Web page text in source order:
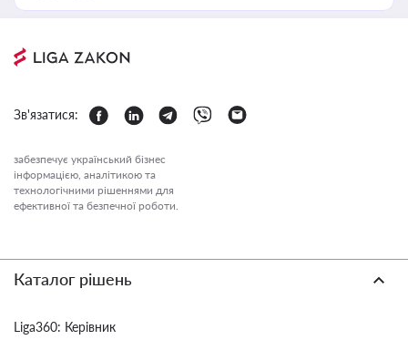
Зв'язатися:
забезпечує український бізнес
інформацією, аналітикою та
технологічними рішеннями для
ефективної та безпечної роботи.
Каталог рішень
Liga360: Керівник